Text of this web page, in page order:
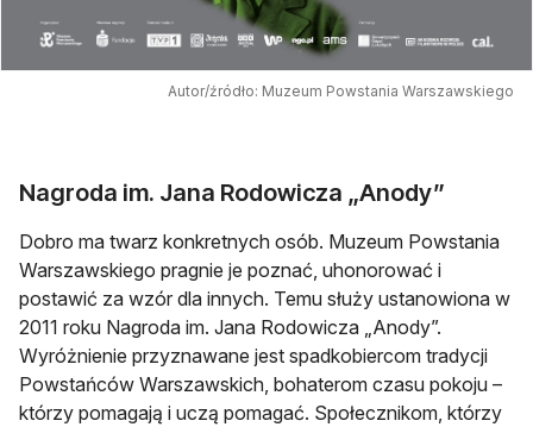
Autor/źródło: Muzeum Powstania Warszawskiego
Nagroda im. Jana Rodowicza „Anody”
Dobro ma twarz konkretnych osób. Muzeum Powstania
Warszawskiego pragnie je poznać, uhonorować i
postawić za wzór dla innych. Temu służy ustanowiona w
2011 roku Nagroda im. Jana Rodowicza „Anody”.
Wyróżnienie przyznawane jest spadkobiercom tradycji
Powstańców Warszawskich, bohaterom czasu pokoju –
którzy pomagają i uczą pomagać. Społecznikom, którzy